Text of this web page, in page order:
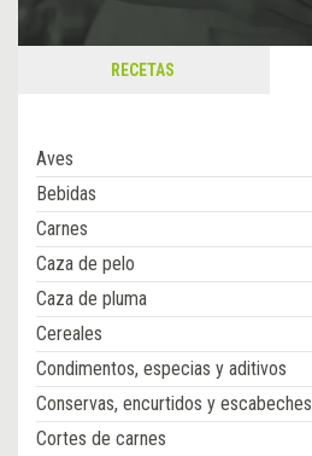
RECETAS
Aves
Bebidas
Carnes
Caza de pelo
Caza de pluma
Cereales
Condimentos, especias y aditivos
Conservas, encurtidos y escabeches
Cortes de carnes